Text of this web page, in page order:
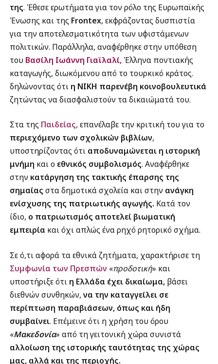
της. Έθεσε ερωτήματα για τον ρόλο της Ευρωπαϊκής
Ένωσης και της Frontex, εκφράζοντας δυσπιστία
για την αποτελεσματικότητα των υφιστάμενων
πολιτικών. Παράλληλα, αναφέρθηκε στην υπόθεση
του Βασίλη Ιωάννη Γιαϊλαλί,Έλληνα ποντιακής
καταγωγής, διωκόμενου από το τουρκικό κράτος.
δηλώνοντας ότι η ΝΙΚΗ παρενέβη κοινοβουλευτικά
ζητώντας να διασφαλιστούν τα δικαιώματά του.
Στα της Παιδείας, επανέλαβε την κριτική του για το
περιεχόμενο των σχολικών βιβλίων,
υποστηρίζοντας ότι αποδυναμώνεται η ιστορική
μνήμη και ο εθνικός συμβολισμός. Αναφέρθηκε
στην κατάργηση της τακτικής έπαρσης της
σημαίας στα δημοτικά σχολεία και στην ανάγκη
ενίσχυσης της πατριωτικής αγωγής. Κατά τον
ίδιο, ο πατριωτισμός αποτελεί βιωματική
εμπειρία και όχι απλώς ένα ρηχό ρητορικό σχήμα.
Σε ό,τι αφορά τα εθνικά ζητήματα, χαρακτήρισε τη
Συμφωνία των Πρεσπών «προδοτική» και
υποστήριξε ότι η Ελλάδα έχει δικαίωμα, βάσει
διεθνών συνθηκών, να την καταγγείλει σε
περίπτωση παραβιάσεων, όπως και ήδη
συμβαίνει. Επέμεινε ότι η χρήση του όρου
«Μακεδονία» από τη γειτονική χώρα συνιστά
αλλοίωση της ιστορικής ταυτότητας της χώρας
μας, αλλά και της περιοχής.